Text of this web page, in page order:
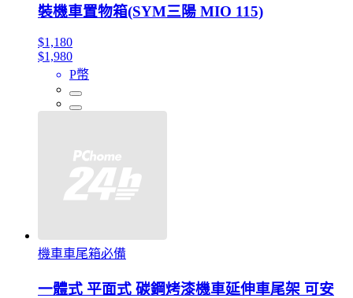
裝機車置物箱(SYM三陽 MIO 115)
$1,180
$1,980
P幣
機車車尾箱必備
一體式 平面式 碳鋼烤漆機車延伸車尾架 可安